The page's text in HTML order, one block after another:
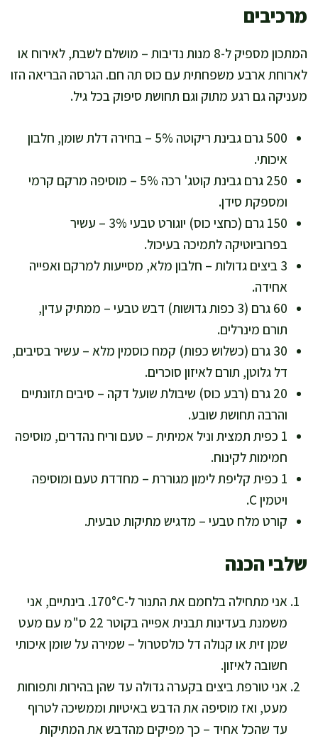
מרכיבים
המתכון מספיק ל-8 מנות נדיבות – מושלם לשבת, לאירוח או
לארוחת ארבע משפחתית עם כוס תה חם. הגרסה הבריאה הזו
מעניקה גם רגע מתוק וגם תחושת סיפוק בכל גיל.
500 גרם גבינת ריקוטה 5% – בחירה דלת שומן, חלבון
איכותי.
250 גרם גבינת קוטג' רכה 5% – מוסיפה מרקם קרמי
ומספקת סידן.
150 גרם (כחצי כוס) יוגורט טבעי 3% – עשיר
בפרוביוטיקה לתמיכה בעיכול.
3 ביצים גדולות – חלבון מלא, מסייעות למרקם ואפייה
אחידה.
60 גרם (3 כפות גדושות) דבש טבעי – ממתיק עדין,
תורם מינרלים.
30 גרם (כשלוש כפות) קמח כוסמין מלא – עשיר בסיבים,
דל גלוטן, תורם לאיזון סוכרים.
20 גרם (רבע כוס) שיבולת שועל דקה – סיבים תזונתיים
והרבה תחושת שובע.
1 כפית תמצית וניל אמיתית – טעם וריח נהדרים, מוסיפה
חמימות לקינוח.
1 כפית קליפת לימון מגוררת – מחדדת טעם ומוסיפה
ויטמין C.
קורט מלח טבעי – מדגיש מתיקות טבעית.
שלבי הכנה
אני מתחילה בלחמם את התנור ל-170°C. בינתיים, אני
משמנת בעדינות תבנית אפייה בקוטר 22 ס"מ עם מעט
שמן זית או קנולה דל כולסטרול – שמירה על שומן איכותי
חשובה לאיזון.
אני טורפת ביצים בקערה גדולה עד שהן בהירות ותפוחות
מעט, ואז מוסיפה את הדבש באיטיות וממשיכה לטרוף
עד שהכל אחיד – כך מפיקים מהדבש את המתיקות